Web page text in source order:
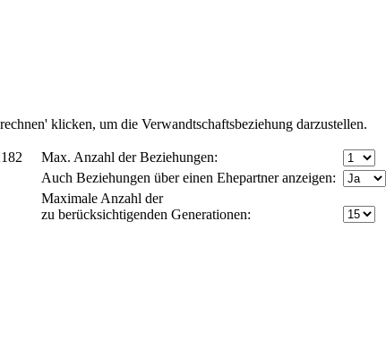
klicken, um die Verwandtschaftsbeziehung darzustellen.
Max. Anzahl der Beziehungen:
Auch Beziehungen über einen Ehepartner anzeigen:
Maximale Anzahl der
zu berücksichtigenden Generationen: